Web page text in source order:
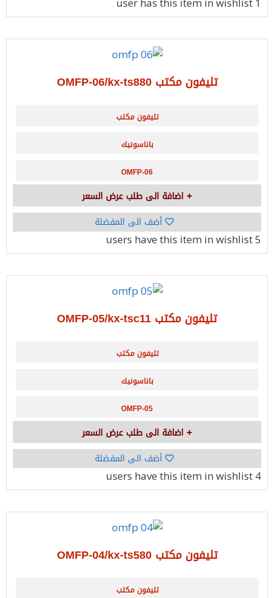
1 user
has this item in wishlist
تليفون مكتب OMFP-06/kx-ts880
تليفون مكتب
باناسونيك
OMFP-06
اضافة الى طلب عرض السعر
أضف الى المفضلة
5 users
have this item in wishlist
تليفون مكتب OMFP-05/kx-tsc11
تليفون مكتب
باناسونيك
OMFP-05
اضافة الى طلب عرض السعر
أضف الى المفضلة
4 users
have this item in wishlist
تليفون مكتب OMFP-04/kx-ts580
تليفون مكتب